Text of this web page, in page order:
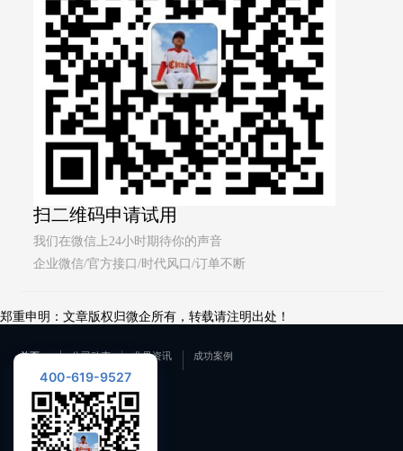
扫二维码申请试用
我们在微信上24小时期待你的声音
企业微信/官方接口/时代风口/订单不断
郑重申明：文章版权归微企所有，转载请注明出处！
首页 公司动态 业界资讯 成功案例
联系我们
400-619-9527
400-619-9527